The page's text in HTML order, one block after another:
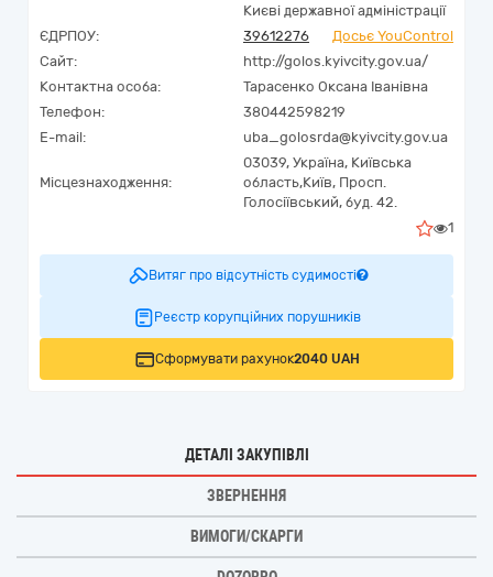
Києві державної адміністрації
ЄДРПОУ:
39612276
Досьє YouControl
Сайт:
http://golos.kyivcity.gov.ua/
Контактна особа:
Тарасенко Оксана Іванівна
Телефон:
380442598219
E-mail:
uba_golosrda@kyivcity.gov.ua
Місцезнаходження:
03039, Україна, Київська
область,Київ, Просп.
Голосіївський, буд. 42.
1
Витяг про відсутність судимості
Реєстр корупційних порушників
Сформувати рахунок2040 UAH
ДЕТАЛІ ЗАКУПІВЛІ
ЗВЕРНЕННЯ
ВИМОГИ/СКАРГИ